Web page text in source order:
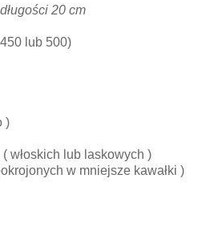
20 cm
lub 500)
)
włoskich lub laskowych )
w mniejsze kawałki )